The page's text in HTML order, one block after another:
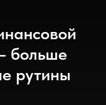
больше
рутины